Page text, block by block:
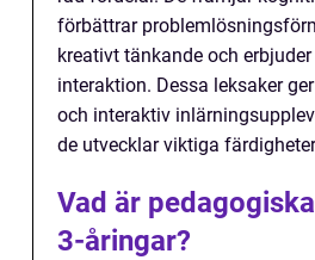
förbättrar
kreativt tänkande och
interaktion. Dessa leksaker
och interaktiv
de utvecklar viktiga
Vad är
3-åringar?